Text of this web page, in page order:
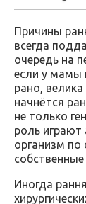
Причины
всегда
очередь на
если у мамы
рано,
начнётся
не только
роль играют
организм по
собственные
Иногда